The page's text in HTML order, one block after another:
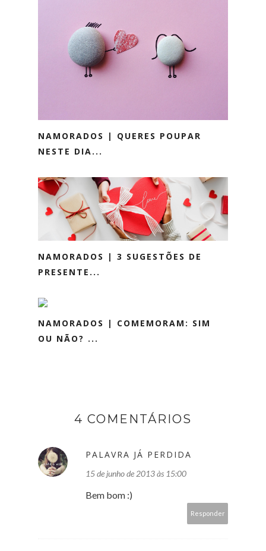
NAMORADOS | QUERES POUPAR
NESTE DIA...
NAMORADOS | 3 SUGESTÕES DE
PRESENTE...
NAMORADOS | COMEMORAM: SIM
OU NÃO? ...
4 COMENTÁRIOS
PALAVRA JÁ PERDIDA
15 de junho de 2013 às 15:00
Bem bom :)
Responder